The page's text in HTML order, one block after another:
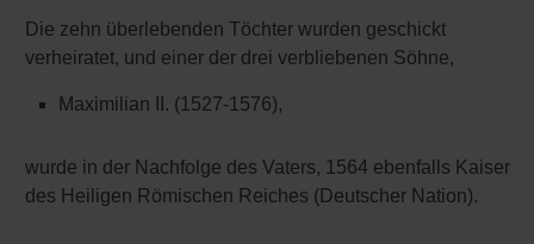
Die zehn überlebenden Töchter wurden geschickt
verheiratet, und einer der drei verbliebenen Söhne,
Maximilian II. (1527-1576),
wurde in der Nachfolge des Vaters, 1564 ebenfalls Kaiser
des Heiligen Römischen Reiches (Deutscher Nation).